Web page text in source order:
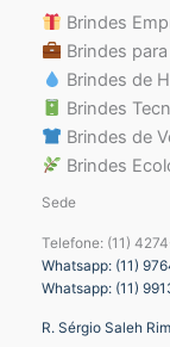
Brindes
Brindes
Brindes de
Brindes
Brindes de
Brindes
Sede
Telefone: (11)
Whatsapp: (11)
Whatsapp: (11)
R. Sérgio Saleh